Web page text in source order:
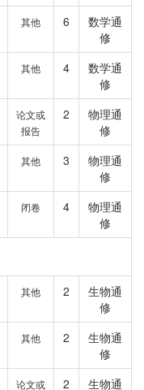
其他 6
数学通
修
其他 4
数学通
修
论文或
报告
2
物理通
修
其他 3
物理通
修
闭卷 4
物理通
修
其他 2
生物通
修
其他 2
生物通
修
论文或
2
生物通